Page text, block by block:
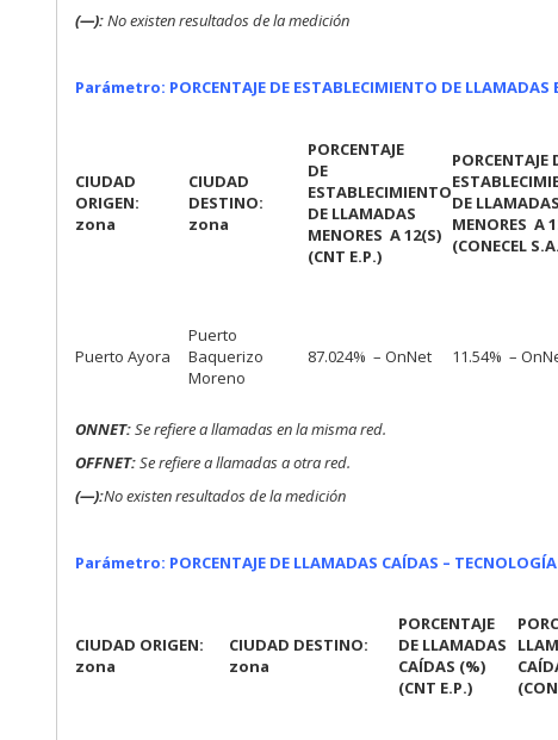
(—):No existen resultados de la medición
Parámetro: PORCENTAJE DE ESTABLECIMIENTO DE LLAMADAS
CIUDAD
ORIGEN:
zona
CIUDAD
DESTINO:
zona
PORCENTAJE
DE
ESTABLECIMIENTO
DE LLAMADAS
MENORES A 12(S)
(CNT E.P.)
PORCENTAJE
DE LLAMADAS
MENORES A
(CONECEL
Puerto Ayora
Puerto
Baquerizo
Moreno
87.024% – OnNet 11.54% –
ONNET:Se refiere a llamadas en la misma red.
OFFNET:Se refiere a llamadas a otra red.
(—):No existen resultados de la medición
Parámetro: PORCENTAJE DE LLAMADAS CAÍDAS –
CIUDAD ORIGEN:
zona
CIUDAD DESTINO:
zona
PORCENTAJE
DE LLAMADAS
CAÍDAS (%)
(CNT E.P.)